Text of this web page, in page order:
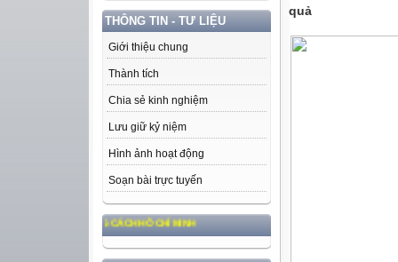
THÔNG TIN - TƯ LIỆU
Giới thiệu chung
Thành tích
Chia sẻ kinh nghiệm
Lưu giữ kỷ niệm
Hình ảnh hoạt động
Soạn bài trực tuyến
ĐỨC, PHONG CÁCH HỒ CHÍ MINH
quả